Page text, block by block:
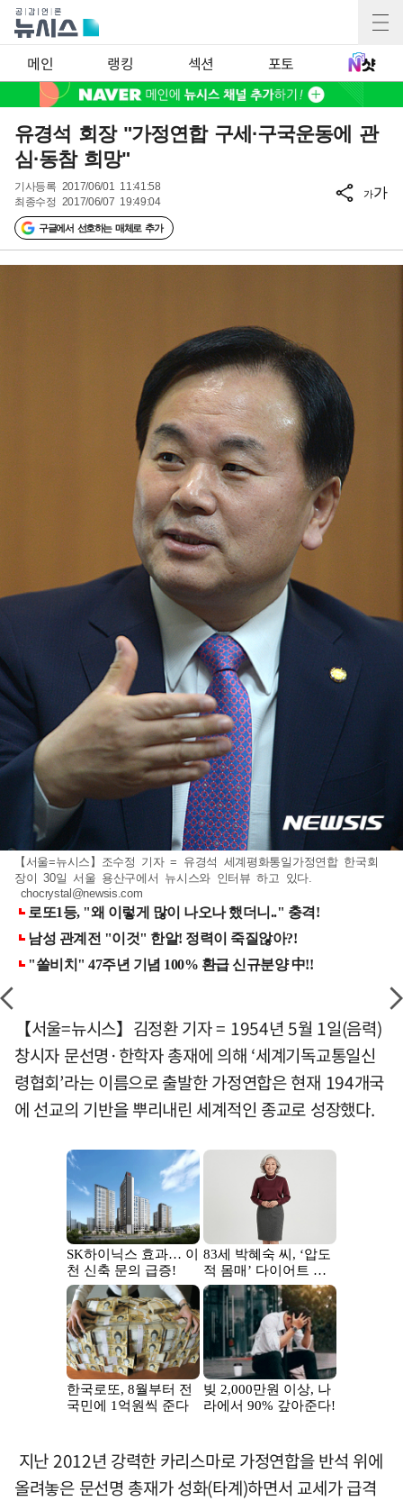
메인 랭킹 섹션 포토
유경석 회장 "가정연합 구세·구국운동에 관
심·동참 희망"
기사등록 2017/06/01 11:41:58
최종수정 2017/06/07 19:49:04
구글에서 선호하는 매체로 추가
가가
【서울=뉴시스】조수정 기자 = 유경석 세계평화통일가정연합 한국회
장이 30일 서울 용산구에서 뉴시스와 인터뷰 하고 있다.
chocrystal@newsis.com
【서울=뉴시스】김정환 기자 = 1954년 5월 1일(음력)
창시자 문선명·한학자 총재에 의해 ‘세계기독교통일신
령협회’라는 이름으로 출발한 가정연합은 현재 194개국
에 선교의 기반을 뿌리내린 세계적인 종교로 성장했다.
지난 2012년 강력한 카리스마로 가정연합을 반석 위에
올려놓은 문선명 총재가 성화(타계)하면서 교세가 급격